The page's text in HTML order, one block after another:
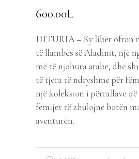
600.00L
DITURIA – Ky libër ofron
të llambës së Aladinit, një
më të njohura arabe, dhe
të tjera të ndryshme për
një koleksion i përrallave
fëmijët të zbulojnë botën
aventurën.